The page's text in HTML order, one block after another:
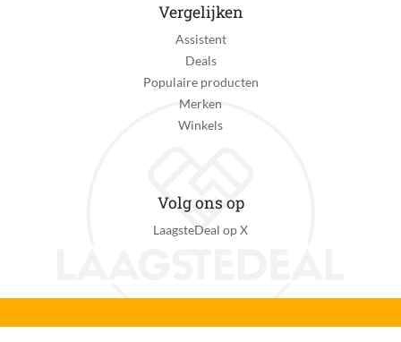
Vergelijken
Assistent
Deals
Populaire producten
Merken
Winkels
Volg ons op
LaagsteDeal op X